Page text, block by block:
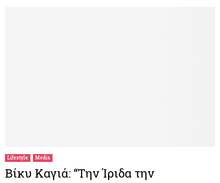
Lifestyle Media
Βίκυ Καγιά: “Την Ίριδα την